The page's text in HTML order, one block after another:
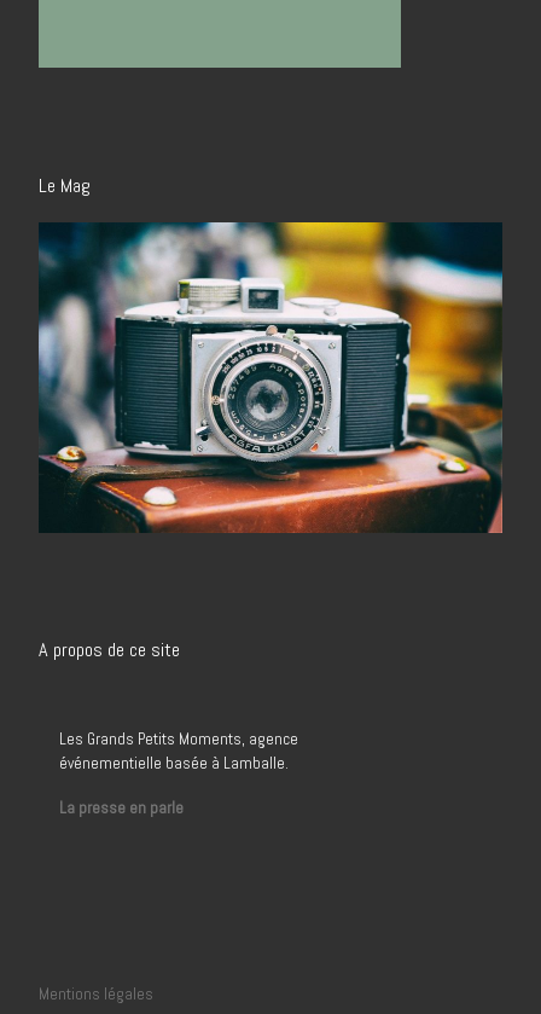
Le Mag
A propos de ce site
Les Grands Petits Moments, agence
événementielle basée à Lamballe.
La presse en parle
Mentions légales